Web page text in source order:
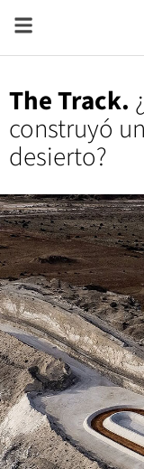
The Track.
construyó
desierto?